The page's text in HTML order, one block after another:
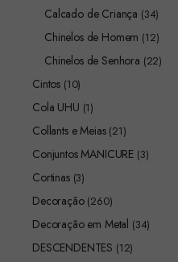
Calcado de Criança (34)
Chinelos de Homem (12)
Chinelos de Senhora (22)
Cintos (10)
Cola UHU (1)
Collants e Meias (21)
Conjuntos MANICURE (3)
Cortinas (3)
Decoração (260)
Decoração em Metal (34)
DESCENDENTES (12)